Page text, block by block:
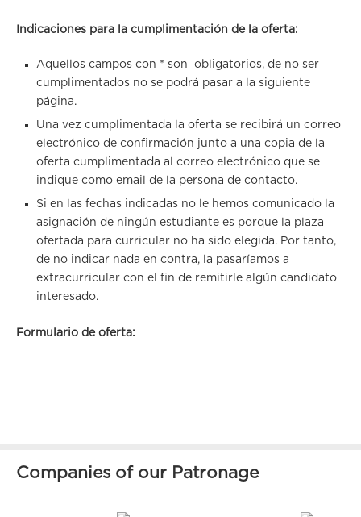
Indicaciones para la cumplimentación de la oferta:
Aquellos campos con * son obligatorios, de no ser
cumplimentados no se podrá pasar a la siguiente
página.
Una vez cumplimentada la oferta se recibirá un correo
electrónico de confirmación junto a una copia de la
oferta cumplimentada al correo electrónico que se
indique como email de la persona de contacto.
Si en las fechas indicadas no le hemos comunicado la
asignación de ningún estudiante es porque la plaza
ofertada para curricular no ha sido elegida. Por tanto,
de no indicar nada en contra, la pasaríamos a
extracurricular con el fin de remitirle algún candidato
interesado.
Formulario de oferta:
Companies of our Patronage